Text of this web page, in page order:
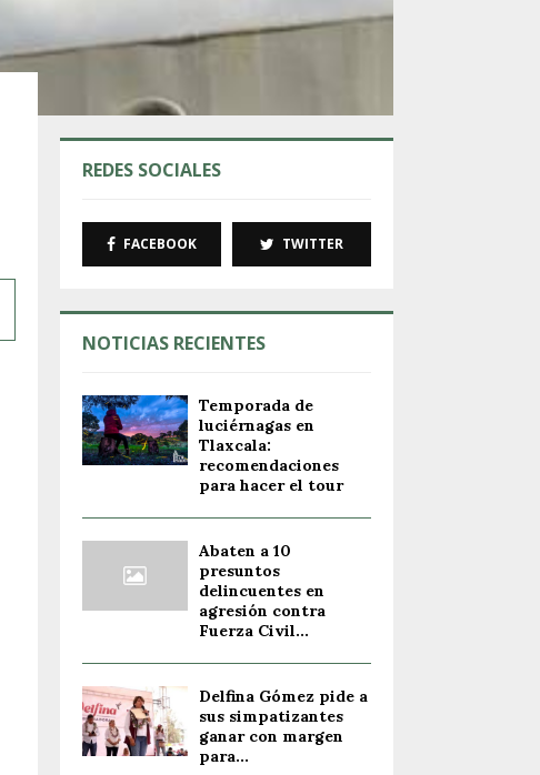
REDES SOCIALES
FACEBOOK TWITTER
NOTICIAS RECIENTES
Temporada de
luciérnagas en
Tlaxcala:
recomendaciones
para hacer el tour
Abaten a 10
presuntos
delincuentes en
agresión contra
Fuerza Civil...
Delfina Gómez pide a
sus simpatizantes
ganar con margen
para...